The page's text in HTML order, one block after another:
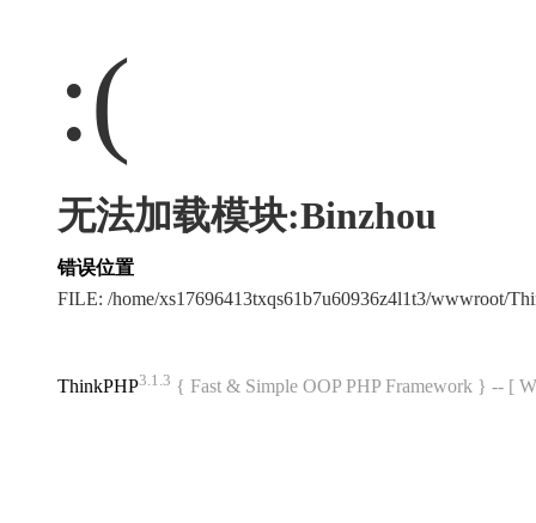
:(
无法加载模块:Binzhou
错误位置
FILE: /home/xs17696413txqs61b7u60936z4l1t3/wwwroot/
ThinkPHP3.1.3 { Fast & Simple OOP PHP Framework } -- [